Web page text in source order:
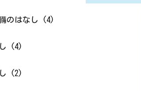
のはなし (4)
(4)
(2)